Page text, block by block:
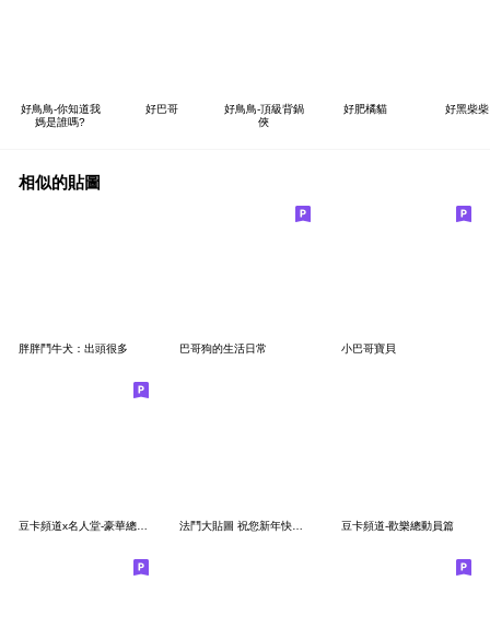
好鳥鳥-你知道我
媽是誰嗎?
好巴哥
好鳥鳥-頂級背鍋
俠
好肥橘貓 好黑柴柴
相似的貼圖
胖胖鬥牛犬：出頭很多 巴哥狗的生活日常 小巴哥寶貝
豆卡頻道-歡樂總動員篇